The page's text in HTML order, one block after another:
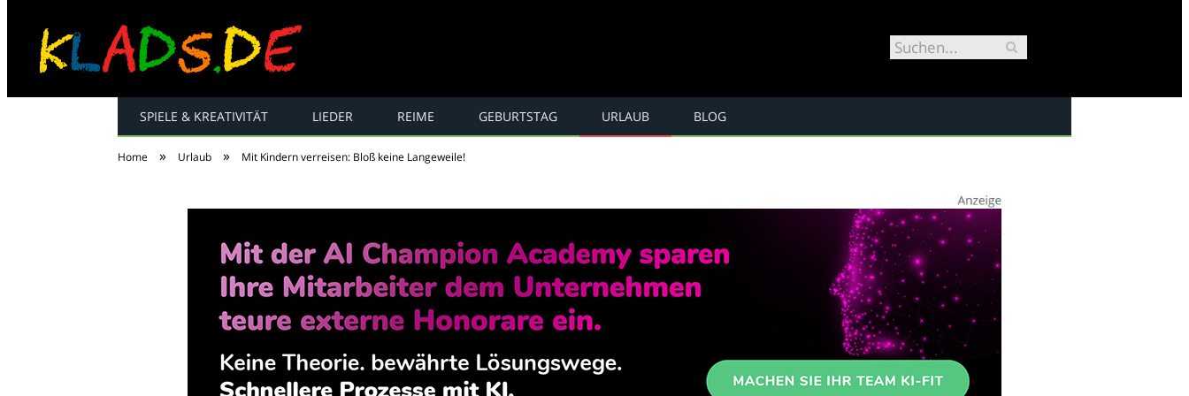
Kinderreime, Spiele, Spaß ...
SPIELE & KREATIVITÄT LIEDER REIME GEBURTSTAG URLAUB BLOG
Home » Urlaub » Mit Kindern verreisen: Bloß keine Langeweile!